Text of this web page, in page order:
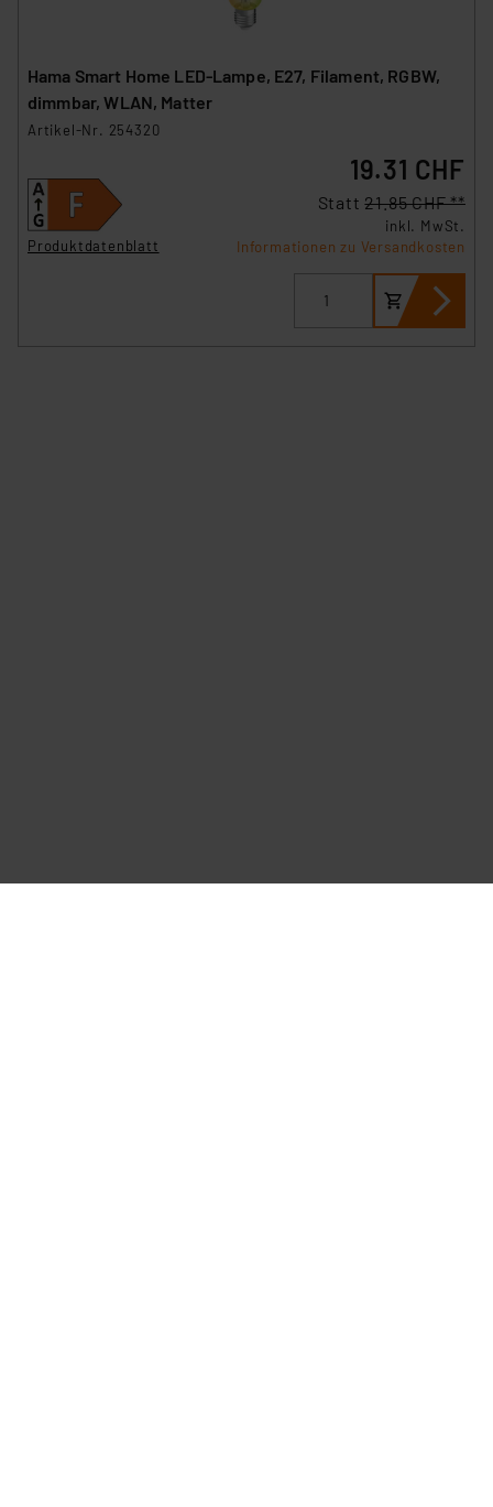
Hama Smart Home LED-Lampe, E27, Filament, RGBW,
dimmbar, WLAN, Matter
Artikel-Nr. 254320
Produktdatenblatt
19.31 CHF
Statt21.85 CHF **
inkl. MwSt.
Informationen zu Versandkosten